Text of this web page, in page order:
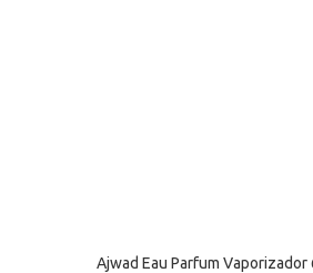
Ajwad Eau Parfum Vaporizador